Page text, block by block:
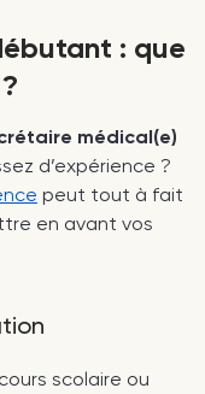
: que
médical(e)
d’expérience ?
peut tout à fait
en avant vos
scolaire ou